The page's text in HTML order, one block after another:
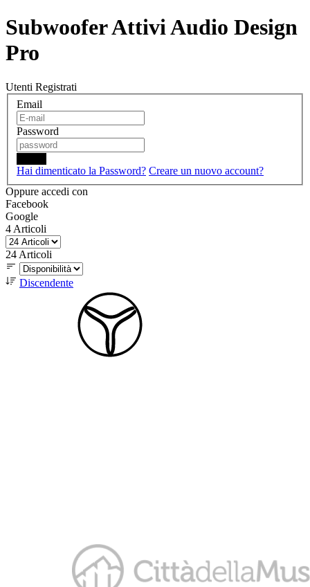
Subwoofer Attivi Audio Design
Pro
Utenti Registrati
Email
Password
Hai dimenticato la Password? Creare un nuovo account?
Oppure accedi con
Facebook
Google
4Articoli
24Articoli
Discendente